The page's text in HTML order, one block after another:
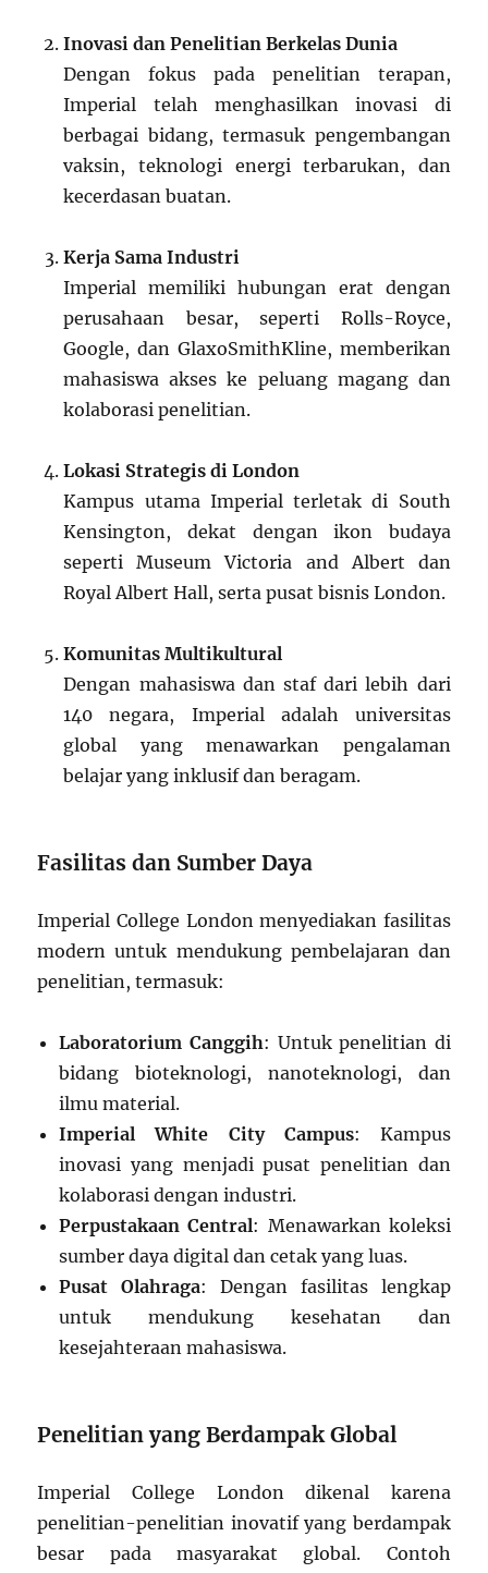
Inovasi dan Penelitian Berkelas Dunia
Dengan fokus pada penelitian terapan,
Imperial telah menghasilkan inovasi di
berbagai bidang, termasuk pengembangan
vaksin, teknologi energi terbarukan, dan
kecerdasan buatan.
Kerja Sama Industri
Imperial memiliki hubungan erat dengan
perusahaan besar, seperti Rolls-Royce,
Google, dan GlaxoSmithKline, memberikan
mahasiswa akses ke peluang magang dan
kolaborasi penelitian.
Lokasi Strategis di London
Kampus utama Imperial terletak di South
Kensington, dekat dengan ikon budaya
seperti Museum Victoria and Albert dan
Royal Albert Hall, serta pusat bisnis London.
Komunitas Multikultural
Dengan mahasiswa dan staf dari lebih dari
140 negara, Imperial adalah universitas
global yang menawarkan pengalaman
belajar yang inklusif dan beragam.
Fasilitas dan Sumber Daya
Imperial College London menyediakan fasilitas
modern untuk mendukung pembelajaran dan
penelitian, termasuk:
Laboratorium Canggih: Untuk penelitian di
bidang bioteknologi, nanoteknologi, dan
ilmu material.
Imperial White City Campus: Kampus
inovasi yang menjadi pusat penelitian dan
kolaborasi dengan industri.
Perpustakaan Central: Menawarkan koleksi
sumber daya digital dan cetak yang luas.
Pusat Olahraga: Dengan fasilitas lengkap
untuk mendukung kesehatan dan
kesejahteraan mahasiswa.
Penelitian yang Berdampak Global
Imperial College London dikenal karena
penelitian-penelitian inovatif yang berdampak
besar pada masyarakat global. Contoh